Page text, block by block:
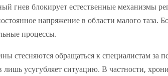
гнев блокирует естественные механизмы
напряжение в области малого таза.
процессы.
стесняются обращаться к специалистам за
лишь усугубляет ситуацию. В частности,